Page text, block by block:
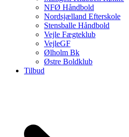
NFØ Håndbold
Nordsjælland Efterskole
Stensballe Håndbold
Vejle Fægteklub
VejleGF
Ølholm Bk
Østre Boldklub
Tilbud